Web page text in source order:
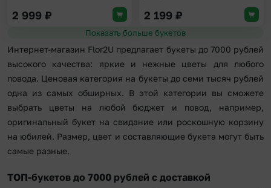
2 999 ₽ 2 199 ₽
Показать больше букетов
Интернет-магазин Flor2U предлагает букеты до 7000 рублей
высокого качества: яркие и нежные цветы для любого
повода. Ценовая категория на букеты до семи тысяч рублей
одна из самых обширных. В этой категории вы сможете
выбрать цветы на любой бюджет и повод, например,
оригинальный букет на свидание или роскошную корзину
на юбилей. Размер, цвет и составляющие букета могут быть
самые разные.
ТОП-букетов до 7000 рублей с доставкой